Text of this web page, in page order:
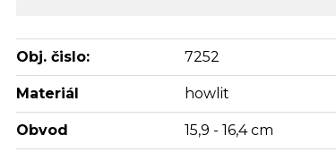
Obj. čislo: 7252
Materiál howlit
Obvod 15,9 - 16,4 cm